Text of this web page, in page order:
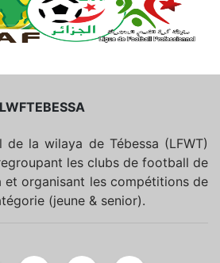
LWFTEBESSA
la wilaya de Tébessa (LFWT)
les clubs de football de
et organisant les compétitions de
(jeune & senior).